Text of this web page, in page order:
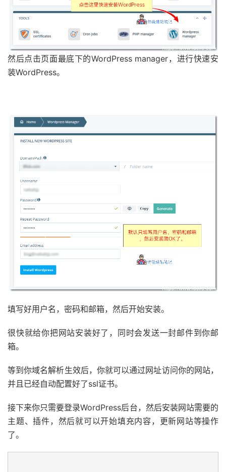
然后点击页面最底下的WordPress manager，进行快速安
装WordPress。
填写好用户名，密码和邮箱，然后开始安装。
很快就给你把网站安装好了，同时会发送一封邮件到你邮
箱。
等到你域名解析生效后，你就可以通过网址访问你的网站，
并且已经自动配置好了ssl证书。
接下来你只需要登录WordPress后台，然后安装网站需要的
主题、插件，然后就可以开始填充内容，更新网站等操作
了。